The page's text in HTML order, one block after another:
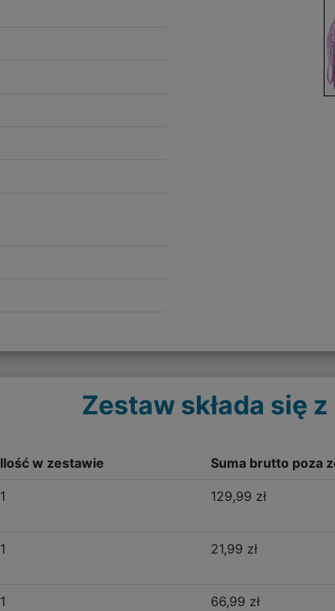
Zestaw składa się z
Ilość w zestawie Suma brutto poza
1 129,99 zł
1 21,99 zł
1 66,99 zł